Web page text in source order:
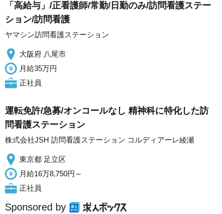
「高給与」/正看護師/常勤/日勤のみ/訪問看護ステー
ション/訪問看護
ヤマシン訪問看護ステーション
大阪府 八尾市
月給35万円
正社員
運転免許/急募/オンコールなし 精神科に特化した訪
問看護ステーション
株式会社JSH 訪問看護ステーション コルディアーレ綾瀬
東京都 足立区
月給16万8,750円～
正社員
Sponsored by